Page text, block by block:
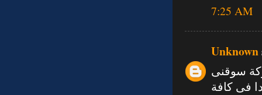
7:25 AM
Unknown
سوقنى
فى كافة